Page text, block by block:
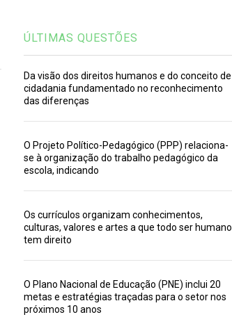
ÚLTIMAS QUESTÕES
Da visão dos direitos humanos e do conceito de
cidadania fundamentado no reconhecimento
das diferenças
O Projeto Político-Pedagógico (PPP) relaciona-
se à organização do trabalho pedagógico da
escola, indicando
Os currículos organizam conhecimentos,
culturas, valores e artes a que todo ser humano
tem direito
O Plano Nacional de Educação (PNE) inclui 20
metas e estratégias traçadas para o setor nos
próximos 10 anos